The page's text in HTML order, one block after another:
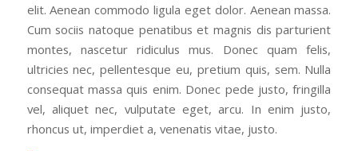
elit. Aenean commodo ligula eget dolor. Aenean massa.
Cum sociis natoque penatibus et magnis dis parturient
montes, nascetur ridiculus mus. Donec quam felis,
ultricies nec, pellentesque eu, pretium quis, sem. Nulla
consequat massa quis enim. Donec pede justo, fringilla
vel, aliquet nec, vulputate eget, arcu. In enim justo,
rhoncus ut, imperdiet a, venenatis vitae, justo.